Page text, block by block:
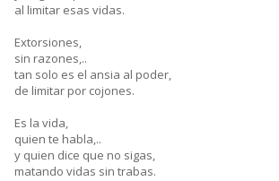
al limitar esas vidas.
Extorsiones,
sin razones,..
tan solo es el ansia al poder,
de limitar por cojones.
Es la vida,
quien te habla,..
y quien dice que no sigas,
matando vidas sin trabas.